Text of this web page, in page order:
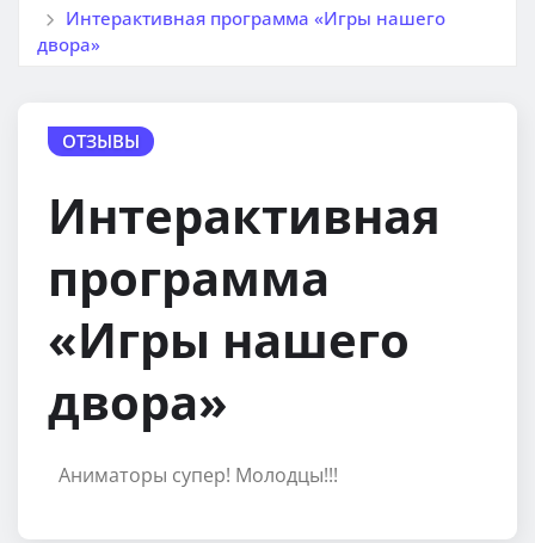
Интерактивная программа «Игры нашего
двора»
ОТЗЫВЫ
Интерактивная
программа
«Игры нашего
двора»
Аниматоры супер! Молодцы!!!